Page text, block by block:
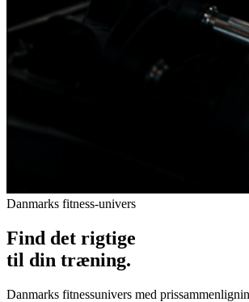
Danmarks fitness-univers
Find det rigtige
til din træning.
Danmarks fitnessunivers med